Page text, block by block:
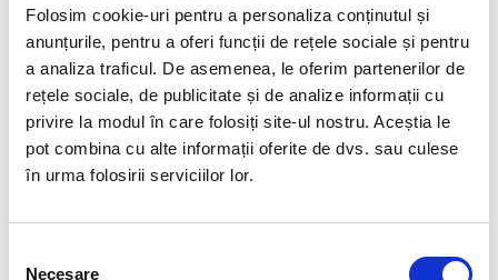
Folosim cookie-uri pentru a personaliza conținutul și
anunțurile, pentru a oferi funcții de rețele sociale și pentru
a analiza traficul. De asemenea, le oferim partenerilor de
rețele sociale, de publicitate și de analize informații cu
privire la modul în care folosiți site-ul nostru. Aceștia le
pot combina cu alte informații oferite de dvs. sau culese
în urma folosirii serviciilor lor.
Necesare
Argint – Atlanta 1996: Marius Urzică (cal)
Argint – Atlanta 1996: Dan Burincă (inele)
Argint – Atlanta 1996: Gina Gogean (individual compus)
Argint – Atlanta 1996: Simona Amânar (sol)
Argint – Sydney 2000: Andreea Răducan (sărituri)